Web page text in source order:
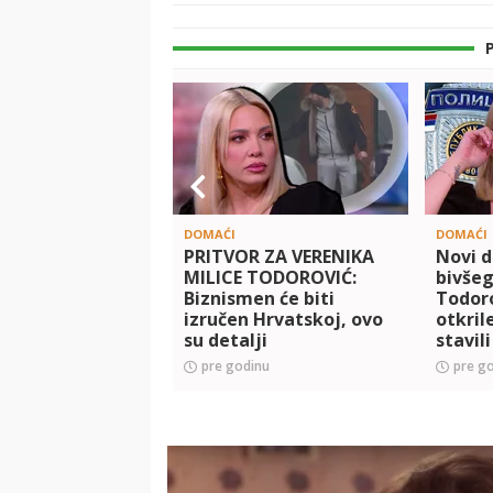
DOMAĆI
PRITVOR ZA VERENIKA
MILICE TODOROVIĆ:
Biznismen će biti
izručen Hrvatskoj, ovo
su detalji
pre godinu
DOMAĆI
Novi
togpre